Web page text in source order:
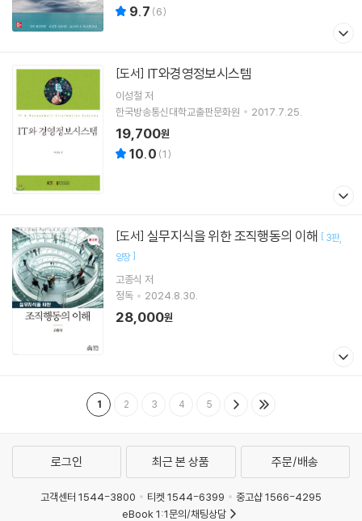
9.7 (6)
[도서] IT와경영정보시스템
이성철 저
한국방송통신대학교출판문화원
2017.7.25.
19,700원
10.0 (1)
[도서] 실무지식을 위한 조직행동의 이해 [ 3판
양장]
고종식 저
정독
2024.8.30.
28,000원
1 2 3 4 5
로그인 최근 본 상품 주문/배송
고객센터 1544-3800 티켓 1544-6399
중고샵 1566-4295
eBook 1:1문의/채팅상담